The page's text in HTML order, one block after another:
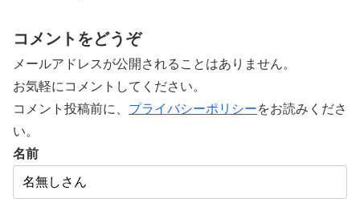
コメントをどうぞ
メールアドレスが公開されることはありません。
お気軽にコメントしてください。
コメント投稿前に、 プライバシーポリシーをお読みくださ
い。
名前